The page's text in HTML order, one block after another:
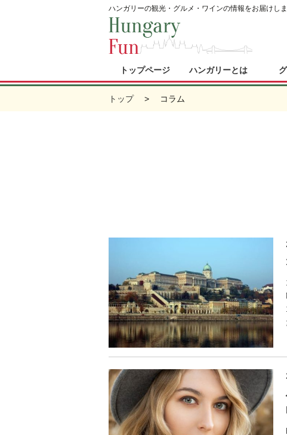
ハンガリーの観光・グルメ・ワインの情報をお届けし
トップページ ハンガリーとは
トップ コラム